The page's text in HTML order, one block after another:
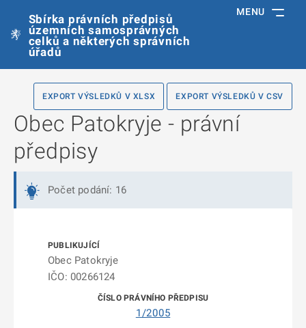
Sbírka právních předpisů
územních samosprávných
celků a některých správních
úřadů
MENU
EXPORT VÝSLEDKŮ V XLSX EXPORT VÝSLEDKŮ V CSV
Obec Patokryje - právní
předpisy
Počet podání: 16
Obec Patokryje
IČO: 00266124
1/2005